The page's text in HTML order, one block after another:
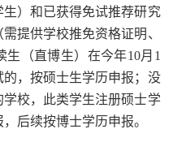
）和已获得免试推荐研究
提供学校推免资格证明、
生（直博生）在今年10月 1
的，按硕士生学历申报；没
校，此类学生注册硕士学
后续按博士学历申报。